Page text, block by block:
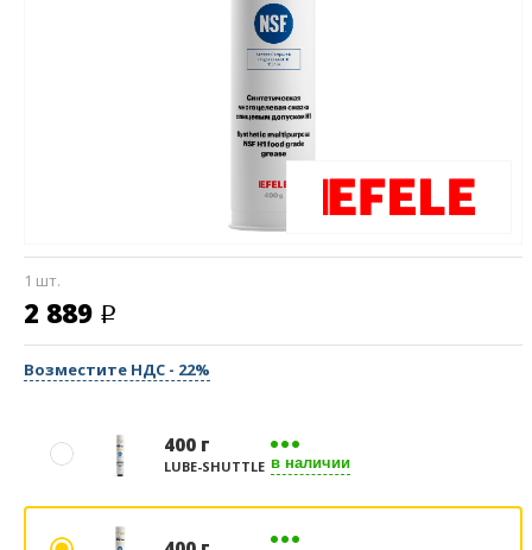
1 шт.
2 889
Возместите НДС - 22%
400 г
LUBE-SHUTTLE в наличии